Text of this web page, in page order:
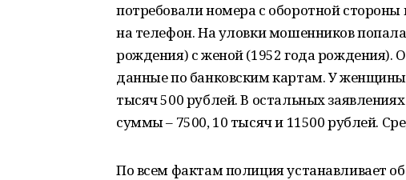
потребовали номера с оборотной
на телефон. На уловки мошенников
рождения) с женой (1952 года рождения).
данные по банковским картам. У
тысяч 500 рублей. В остальных
суммы – 7500, 10 тысяч и 11500 рублей.
По всем фактам полиция устанавливает